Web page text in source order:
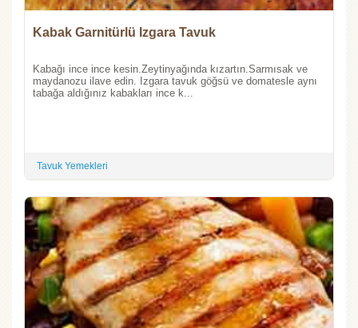
Kabak Garnitürlü Izgara Tavuk
Kabağı ince ince kesin.Zeytinyağında kızartın.Sarmısak ve
maydanozu ilave edin. Izgara tavuk göğsü ve domatesle aynı
tabağa aldığınız kabakları ince k...
Tavuk Yemekleri